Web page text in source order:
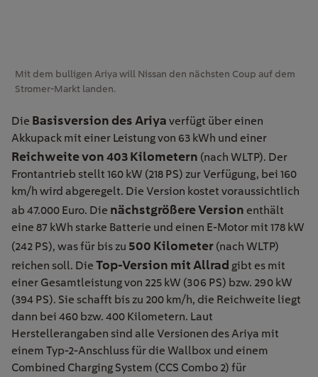
Mit dem bulligen Ariya will Nissan den nächsten Coup auf dem
Stromer-Markt landen.
Die Basisversion des Ariya verfügt über einen
Akkupack mit einer Leistung von 63 kWh und einer
Reichweite von 403 Kilometern (nach WLTP). Der
Frontantrieb stellt 160 kW (218 PS) zur Verfügung, bei 160
km/h wird abgeregelt. Die Version kostet voraussichtlich
ab 47.000 Euro. Die nächstgrößere Version enthält
eine 87 kWh starke Batterie und einen E-Motor mit 178 kW
(242 PS), was für bis zu 500 Kilometer (nach WLTP)
reichen soll. Die Top-Version mit Allrad gibt es mit
einer Gesamtleistung von 225 kW (306 PS) bzw. 290 kW
(394 PS). Sie schafft bis zu 200 km/h, die Reichweite liegt
dann bei 460 bzw. 400 Kilometern. Laut
Herstellerangaben sind alle Versionen des Ariya mit
einem Typ-2-Anschluss für die Wallbox und einem
Combined Charging System (CCS Combo 2) für